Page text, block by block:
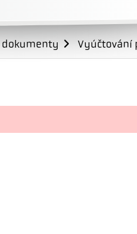
dokumenty Vyúčtování